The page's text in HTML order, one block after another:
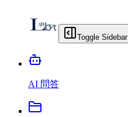
Toggle Sidebar
AI 問答